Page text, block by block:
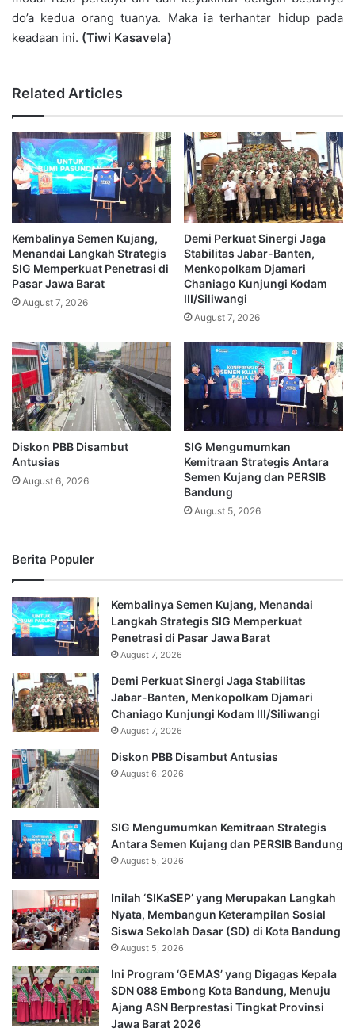
do’a kedua orang tuanya. Maka ia terhantar hidup pada
keadaan ini. (Tiwi Kasavela)
Related Articles
Kembalinya Semen Kujang,
Menandai Langkah Strategis
SIG Memperkuat Penetrasi di
Pasar Jawa Barat
August 7, 2026
Demi Perkuat Sinergi Jaga
Stabilitas Jabar-Banten,
Menkopolkam Djamari
Chaniago Kunjungi Kodam
III/Siliwangi
August 7, 2026
Diskon PBB Disambut
Antusias
August 6, 2026
SIG Mengumumkan
Kemitraan Strategis Antara
Semen Kujang dan PERSIB
Bandung
August 5, 2026
Berita Populer
Kembalinya Semen Kujang, Menandai
Langkah Strategis SIG Memperkuat
Penetrasi di Pasar Jawa Barat
August 7, 2026
Demi Perkuat Sinergi Jaga Stabilitas
Jabar-Banten, Menkopolkam Djamari
Chaniago Kunjungi Kodam III/Siliwangi
August 7, 2026
Diskon PBB Disambut Antusias
August 6, 2026
SIG Mengumumkan Kemitraan Strategis
Antara Semen Kujang dan PERSIB Bandung
August 5, 2026
Inilah ‘SIKaSEP’ yang Merupakan Langkah
Nyata, Membangun Keterampilan Sosial
Siswa Sekolah Dasar (SD) di Kota Bandung
August 5, 2026
Ini Program ‘GEMAS’ yang Digagas Kepala
SDN 088 Embong Kota Bandung, Menuju
Ajang ASN Berprestasi Tingkat Provinsi
Jawa Barat 2026